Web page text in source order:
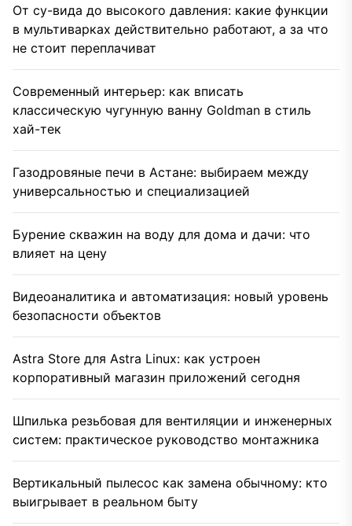
От су-вида до высокого давления: какие функции
в мультиварках действительно работают, а за что
не стоит переплачиват
Современный интерьер: как вписать
классическую чугунную ванну Goldman в стиль
хай-тек
Газодровяные печи в Астане: выбираем между
универсальностью и специализацией
Бурение скважин на воду для дома и дачи: что
влияет на цену
Видеоаналитика и автоматизация: новый уровень
безопасности объектов
Astra Store для Astra Linux: как устроен
корпоративный магазин приложений сегодня
Шпилька резьбовая для вентиляции и инженерных
систем: практическое руководство монтажника
Вертикальный пылесос как замена обычному: кто
выигрывает в реальном быту